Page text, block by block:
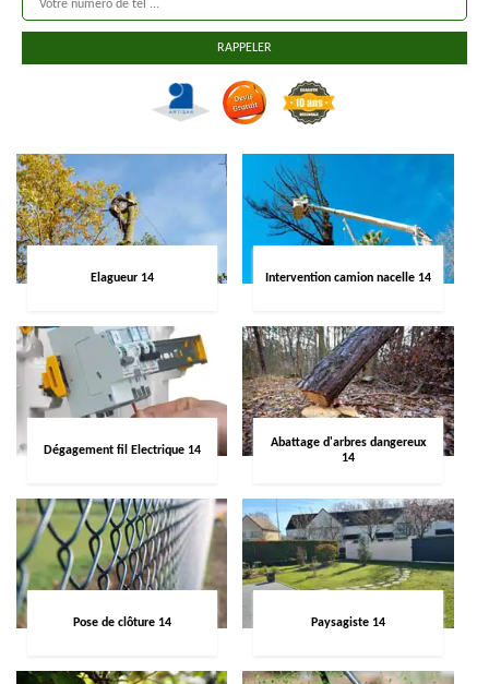
Elagueur 14 Intervention camion nacelle 14
Dégagement fil Electrique 14
Abattage d'arbres dangereux
14
Pose de clôture 14 Paysagiste 14